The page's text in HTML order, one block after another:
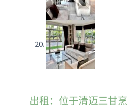
出租：位于清迈三甘